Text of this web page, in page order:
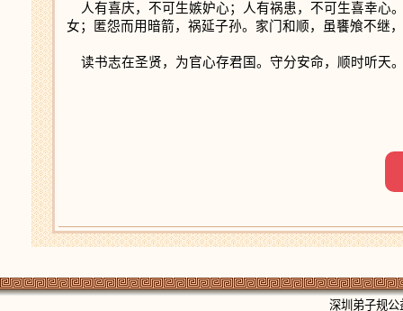
人有喜庆，不可生嫉妒心；人有祸患，不可生喜幸心
女；匿怨而用暗箭，祸延子孙。家门和顺，虽饔飧不继
读书志在圣贤，为官心存君国。守分安命，顺时听天
深圳弟子规